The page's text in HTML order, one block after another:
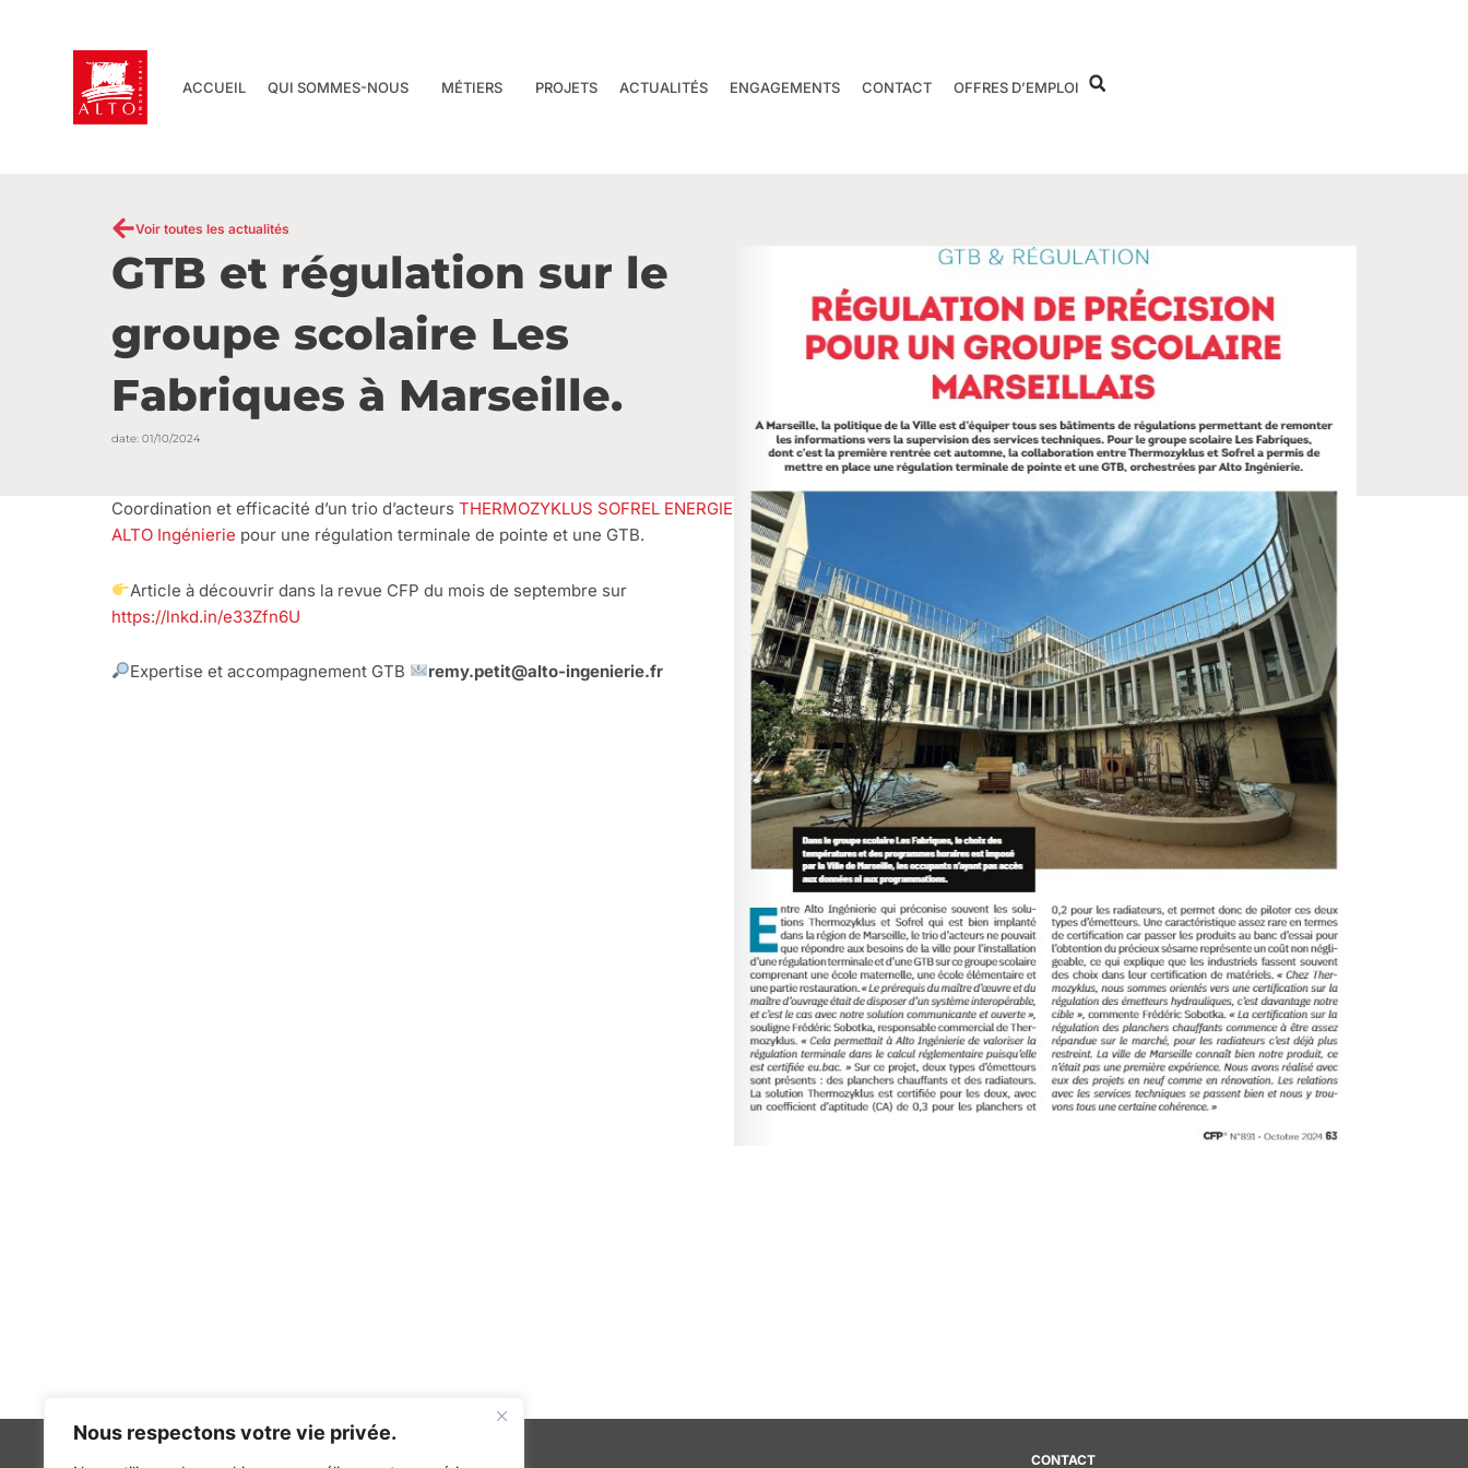
Nous respectons votre vie privée.
ACCUEIL QUI SOMMES-NOUS MÉTIERS PROJETS ACTUALITÉS ENGAGEMENTS CONTACT OFFRES D’EMPLOI
Voir toutes les actualités
GTB et régulation sur le
groupe scolaire Les
Fabriques à Marseille.
date: 01/10/2024
Coordination et efficacité d’un trio d’acteurs THERMOZYKLUS SOFREL ENERGIE
ALTO Ingénierie pour une régulation terminale de pointe et une GTB.
Article à découvrir dans la revue CFP du mois de septembre sur
https://lnkd.in/e33Zfn6U
Expertise et accompagnement GTB remy.petit@alto-ingenierie.fr
CONTACT